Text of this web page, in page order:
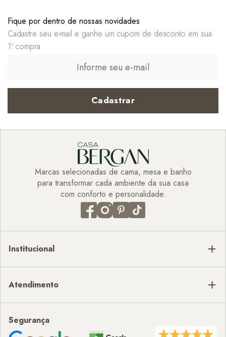
Fique por dentro de nossas novidades
Cadastre seu e-mail e ganhe um cupom de desconto em sua
1ª compra
Cadastrar
Marcas selecionadas de cama, mesa e banho
para transformar cada ambiente da sua casa
com conforto e personalidade.
Institucional
Atendimento
Segurança